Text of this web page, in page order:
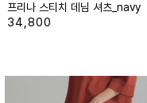
프리나 스티치 데님 셔츠_navy
34,800